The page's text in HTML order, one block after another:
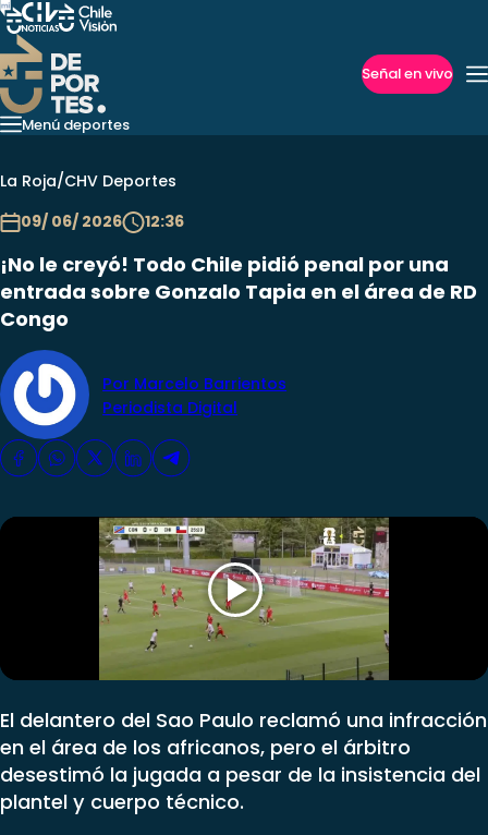
Señal en vivo
Menú deportes
La RojaFútbol InternacionalRedes SocialesCopa
La Roja/CHV Deportes
09/ 06/ 2026
12:36
¡No le creyó! Todo Chile pidió penal por una
entrada sobre Gonzalo Tapia en el área de RD
Congo
Por Marcelo Barrientos
Periodista Digital
El delantero del Sao Paulo reclamó una infracción
en el área de los africanos, pero el árbitro
desestimó la jugada a pesar de la insistencia del
plantel y cuerpo técnico.
Imperdibles
Programas
Club De La Comedia
Contigo en Directo
Plan Perfecto
El Tiempo
Sabingo
Todos Los Programas